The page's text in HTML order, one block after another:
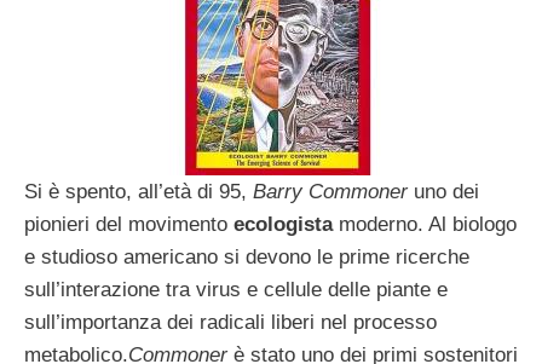
Si è spento, all’età di 95, Barry Commoneruno dei
pionieri del movimento ecologista moderno. Al biologo
e studioso americano si devono le prime ricerche
sull’interazione tra virus e cellule delle piante e
sull’importanza dei radicali liberi nel processo
metabolico.Commonerè stato uno dei primi sostenitori